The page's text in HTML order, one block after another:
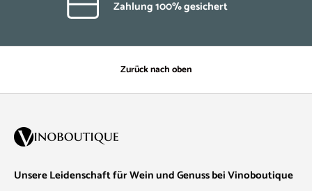
Zahlung 100% gesichert
Zurück nach oben
Unsere Leidenschaft für Wein und Genuss bei Vinoboutique